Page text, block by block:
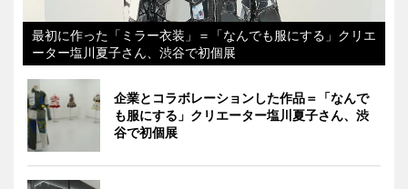
最初に作った「ミラー衣装」＝「なんでも服にする」クリエ
ーター塩川夏子さん、渋谷で初個展
企業とコラボレーションした作品＝「なんで
も服にする」クリエーター塩川夏子さん、渋
谷で初個展